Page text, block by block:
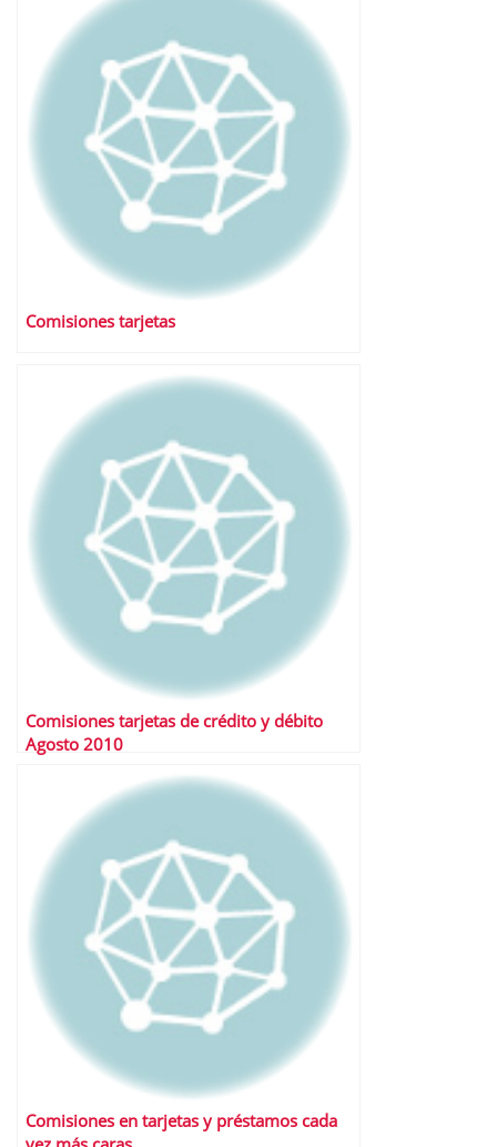
Comisiones tarjetas
Comisiones tarjetas de crédito y débito
Agosto 2010
Comisiones en tarjetas y préstamos cada